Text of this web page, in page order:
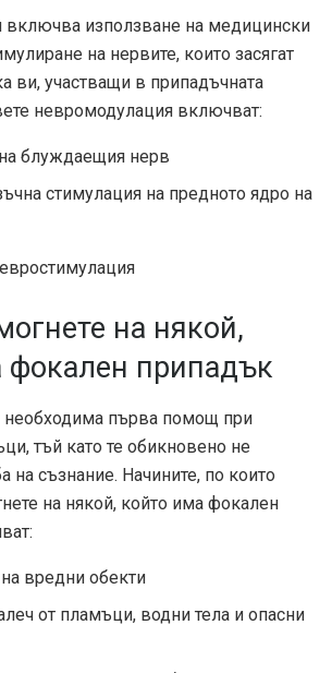
включва използване на медицински
на нервите, които засягат
ви, участващи в припадъчната
невромодулация включват:
блуждаещия нерв
стимулация на предното ядро ​​на
на някой,
фокален припадък
първа помощ при
тъй като те обикновено не
на съзнание. Начините, по които
на някой, който има фокален
вредни обекти
от пламъци, водни тела и опасни